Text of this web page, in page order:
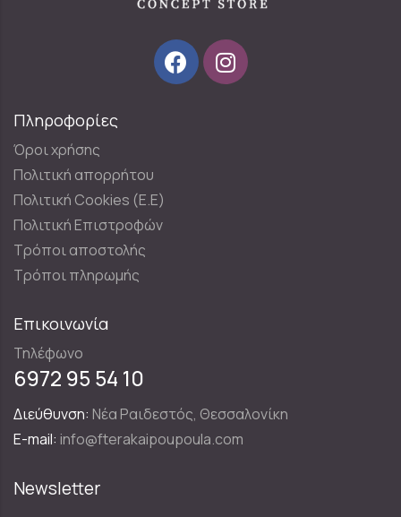
Πληροφορίες
Όροι χρήσης
Πολιτική απορρήτου
Πολιτική Cookies (E.E)
Πολιτική Επιστροφών
Τρόποι αποστολής
Τρόποι πληρωμής
Επικοινωνία
Τηλέφωνο
6972 95 54 10
Διεύθυνση: Νέα Ραιδεστός, Θεσσαλονίκη
E-mail: info@fterakaipoupoula.com
Newsletter